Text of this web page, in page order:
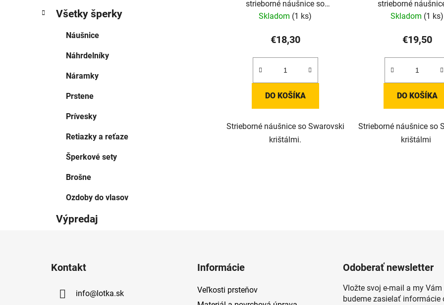
Všetky šperky
Náušnice
Náhrdelníky
Náramky
Prstene
Prívesky
Retiazky a reťaze
Šperkové sety
Brošne
Ozdoby do vlasov
Výpredaj
strieborné náušnice so
Swarovski krištálmi
Skladom (1 ks)
€18,30
DO KOŠÍKA
Strieborné náušnice so Swarovski
krištálmi.
strieborné
Swarovski
Skladom (1 ks)
€19,50
DO KOŠÍKA
Strieborné náušnice so
krištálmi
Kontakt
info@lotka.sk
Informácie
Veľkosti prsteňov
Odoberať newsletter
Vložte svoj e-mail a my Vám
budeme zasielať informácie